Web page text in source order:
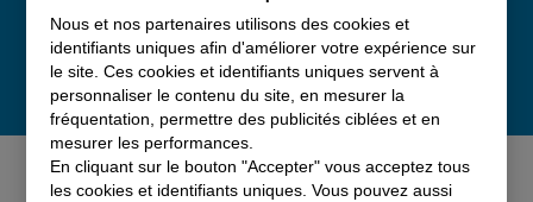
Derniers avis de nos agences Allianz
Nous et nos partenaires utilisons des cookies et
identifiants uniques afin d'améliorer votre expérience sur
le site. Ces cookies et identifiants uniques servent à
personnaliser le contenu du site, en mesurer la
fréquentation, permettre des publicités ciblées et en
mesurer les performances.
En cliquant sur le bouton "Accepter" vous acceptez tous
les cookies et identifiants uniques. Vous pouvez aussi